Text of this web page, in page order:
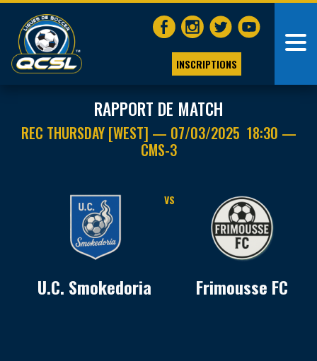
INSCRIPTIONS
RAPPORT DE MATCH
REC THURSDAY [WEST] — 07/03/2025 18:30 —
CMS-3
U.C. Smokedoria
VS
Frimousse FC